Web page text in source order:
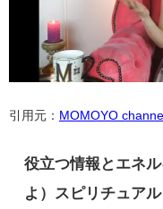
引用元： MOMOYO
役立つ情報とエネ
よ）スピリチュア